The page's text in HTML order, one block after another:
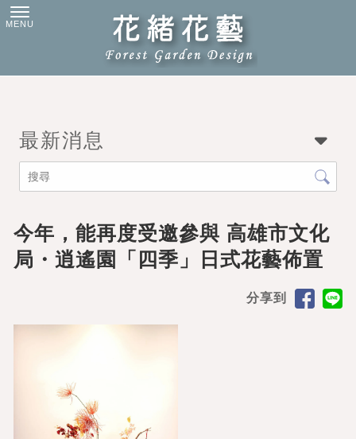
最新消息
今年，能再度受邀參與 高雄市文化
局・逍遙園「四季」日式花藝佈置
分享到